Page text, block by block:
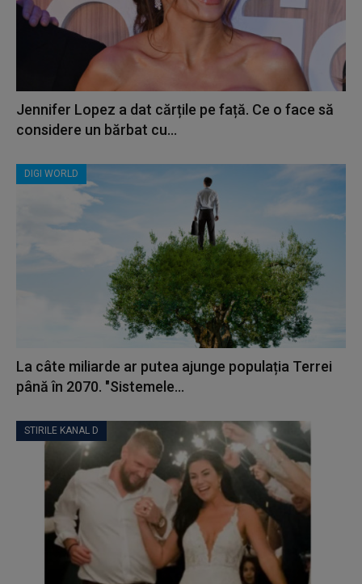
Jennifer Lopez a dat cărțile pe față. Ce o face să
considere un bărbat cu...
DIGI WORLD
La câte miliarde ar putea ajunge populația Terrei
până în 2070. "Sistemele...
STIRILE KANAL D